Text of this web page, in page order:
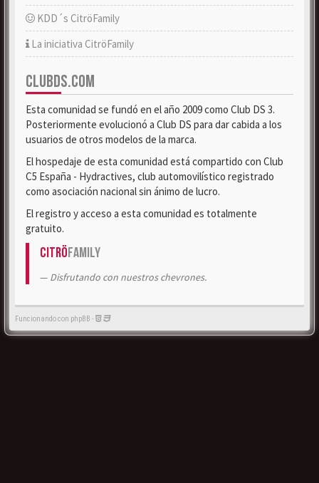
KDD´s CitröFamily
La iniciativa CitröFamily
CLUBDS.COM
Esta comunidad se fundó en el año 2009 como Club DS 3.
Posteriormente evolucionó a Club DS para dar cabida a los
usuarios de otros modelos de la marca.
El hospedaje de esta comunidad está compartido con Club
C5 España - Hydractives, club automovilístico registrado
como asociación nacional sin ánimo de lucro.
El registro y acceso a esta comunidad es totalmente
gratuito.
CitröFamily
Disfrutando con nuestros chevrones.
Funcionando con phpBB -